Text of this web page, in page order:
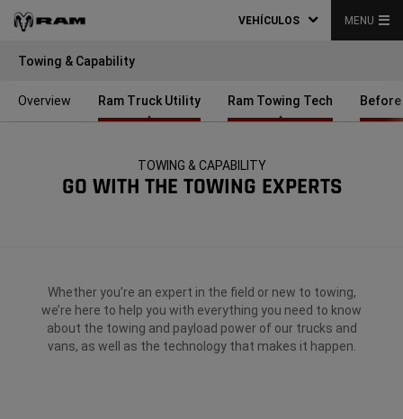
VEHÍCULOS MENU
Towing & Capability
Overview Ram Truck Utility Ram Towing Tech Before
TOWING & CAPABILITY
GO WITH THE TOWING EXPERTS
Whether you’re an expert in the field or new to towing,
we’re here to help you with everything you need to know
about the towing and payload power of our trucks and
vans, as well as the technology that makes it happen.